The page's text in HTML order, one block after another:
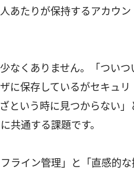
あたりが保持するアカウン
なくありません。「ついつ
に保存しているがセキュリ
という時に見つからない」
共通する課題です。
ライン管理」と「直感的